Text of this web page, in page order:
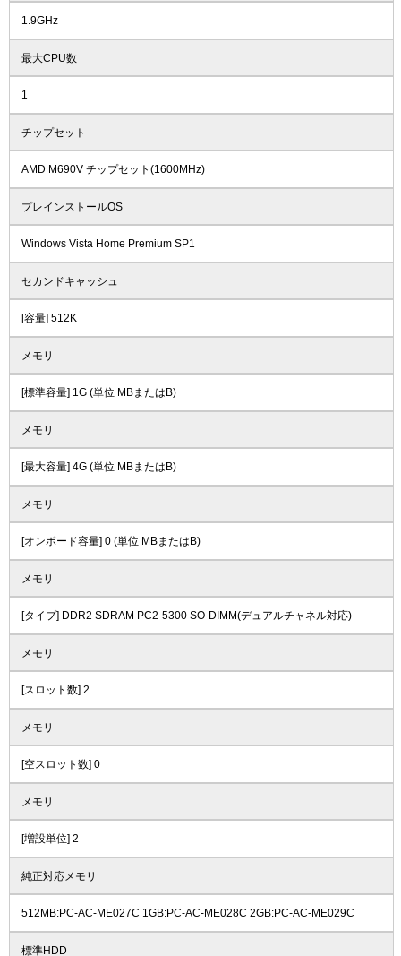
1.9GHz
最大CPU数
1
チップセット
AMD M690V チップセット(1600MHz)
プレインストールOS
Windows Vista Home Premium SP1
セカンドキャッシュ
[容量] 512K
メモリ
[標準容量] 1G (単位 MBまたはB)
メモリ
[最大容量] 4G (単位 MBまたはB)
メモリ
[オンボード容量] 0 (単位 MBまたはB)
メモリ
[タイプ] DDR2 SDRAM PC2-5300 SO-DIMM(デュアルチャネル対応)
メモリ
[スロット数] 2
メモリ
[空スロット数] 0
メモリ
[増設単位] 2
純正対応メモリ
512MB:PC-AC-ME027C 1GB:PC-AC-ME028C 2GB:PC-AC-ME029C
標準HDD